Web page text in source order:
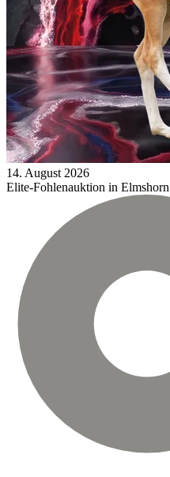
14. August 2026
Elite-Fohlenauktion in Elmshorn